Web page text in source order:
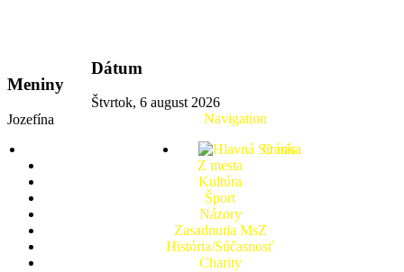
Meniny
Jozefína
Dátum
Štvrtok, 6 august 2026
Navigation
O nás
Z mesta
Kultúra
Šport
Názory
Zasadnutia MsZ
História/Súčasnosť
Charity